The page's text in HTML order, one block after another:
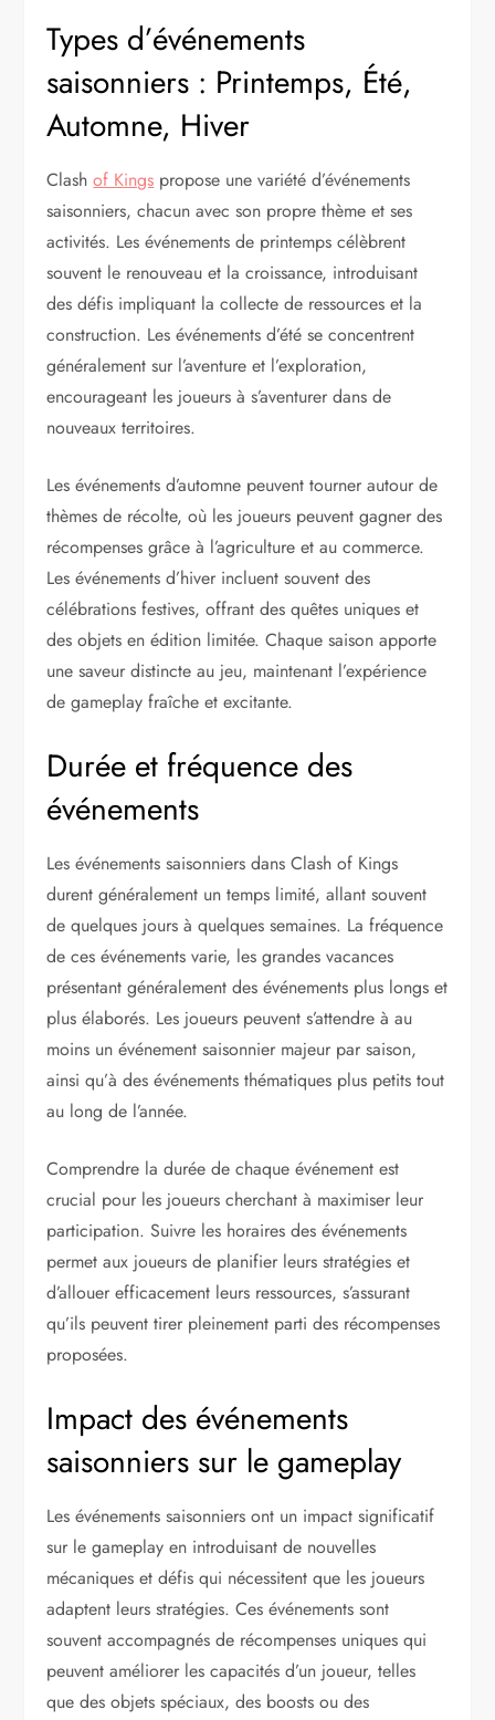
Types d’événements
saisonniers : Printemps, Été,
Automne, Hiver
Clashof Kings propose une variété d’événements
saisonniers, chacun avec son propre thème et ses
activités. Les événements de printemps célèbrent
souvent le renouveau et la croissance, introduisant
des défis impliquant la collecte de ressources et la
construction. Les événements d’été se concentrent
généralement sur l’aventure et l’exploration,
encourageant les joueurs à s’aventurer dans de
nouveaux territoires.
Les événements d’automne peuvent tourner autour de
thèmes de récolte, où les joueurs peuvent gagner des
récompenses grâce à l’agriculture et au commerce.
Les événements d’hiver incluent souvent des
célébrations festives, offrant des quêtes uniques et
des objets en édition limitée. Chaque saison apporte
une saveur distincte au jeu, maintenant l’expérience
de gameplay fraîche et excitante.
Durée et fréquence des
événements
Les événements saisonniers dans Clash of Kings
durent généralement un temps limité, allant souvent
de quelques jours à quelques semaines. La fréquence
de ces événements varie, les grandes vacances
présentant généralement des événements plus longs et
plus élaborés. Les joueurs peuvent s’attendre à au
moins un événement saisonnier majeur par saison,
ainsi qu’à des événements thématiques plus petits tout
au long de l’année.
Comprendre la durée de chaque événement est
crucial pour les joueurs cherchant à maximiser leur
participation. Suivre les horaires des événements
permet aux joueurs de planifier leurs stratégies et
d’allouer efficacement leurs ressources, s’assurant
qu’ils peuvent tirer pleinement parti des récompenses
proposées.
Impact des événements
saisonniers sur le gameplay
Les événements saisonniers ont un impact significatif
sur le gameplay en introduisant de nouvelles
mécaniques et défis qui nécessitent que les joueurs
adaptent leurs stratégies. Ces événements sont
souvent accompagnés de récompenses uniques qui
peuvent améliorer les capacités d’un joueur, telles
que des objets spéciaux, des boosts ou des